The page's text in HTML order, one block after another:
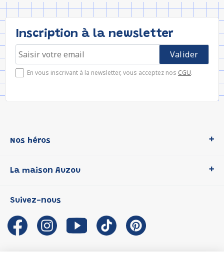
Inscription à la newsletter
En vous inscrivant à la newsletter, vous acceptez nos CGU.
Nos héros
P'tit Loup
Les Influenceuses
Migali
Petite Taupe
La maison Auzou
Notre histoire
Auzou s'engage
Auteurs et illustrateurs Auzou
Suivez-nous